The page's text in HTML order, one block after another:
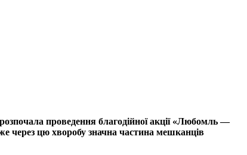
проведення благодійної акції «Любомль —
через цю хворобу значна частина мешканців